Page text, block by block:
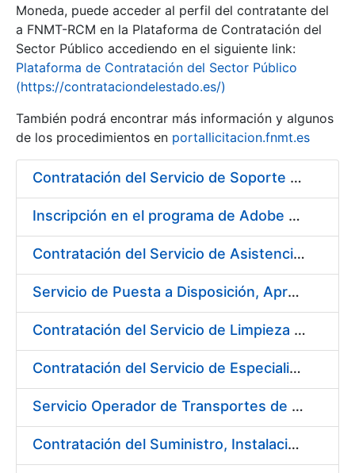
Mostra/Amaga
Moneda, puede acceder al perfil del contratante del
a FNMT-RCM en la Plataforma de Contratación del
Sector Público accediendo en el siguiente link:
Plataforma de Contratación del Sector Público
(https://contrataciondelestado.es/)
También podrá encontrar más información y algunos
de los procedimientos en portallicitacion.fnmt.es
Contratación del Servicio de Soporte de Sistemas BMC
Inscripción en el programa de Adobe CLP
Contratación del Servicio de Asistencia Técnica Ambiental en la Fábrica de Papel de Burgos
Servicio de Puesta a Disposición, Aprovisionamiento y Mantenimiento de Máquinas Expendedoras de Alimentos Sólidos y Bebidas Calientes y Frías
Contratación del Servicio de Limpieza en la FNMT-RCM para el año 2018
Contratación del Servicio de Especialistas Técnicos en Prevención y Extinción de Incendios en los centros de la Fábrica Nacional de Moneda y Timbre – Real Casa de la Moneda
Servicio Operador de Transportes de Seguridad para los diferentes Servicios de Mercancías de la Fábrica Nacional de Moneda y Timbre-Real Casa de la Moneda
Contratación del Suministro, Instalación y Puesta en Marcha de Equipos y Sistemas de Seguridad para el nuevo edificio de la Fábrica de Papel, en Burgos, de la FNMT-RCM